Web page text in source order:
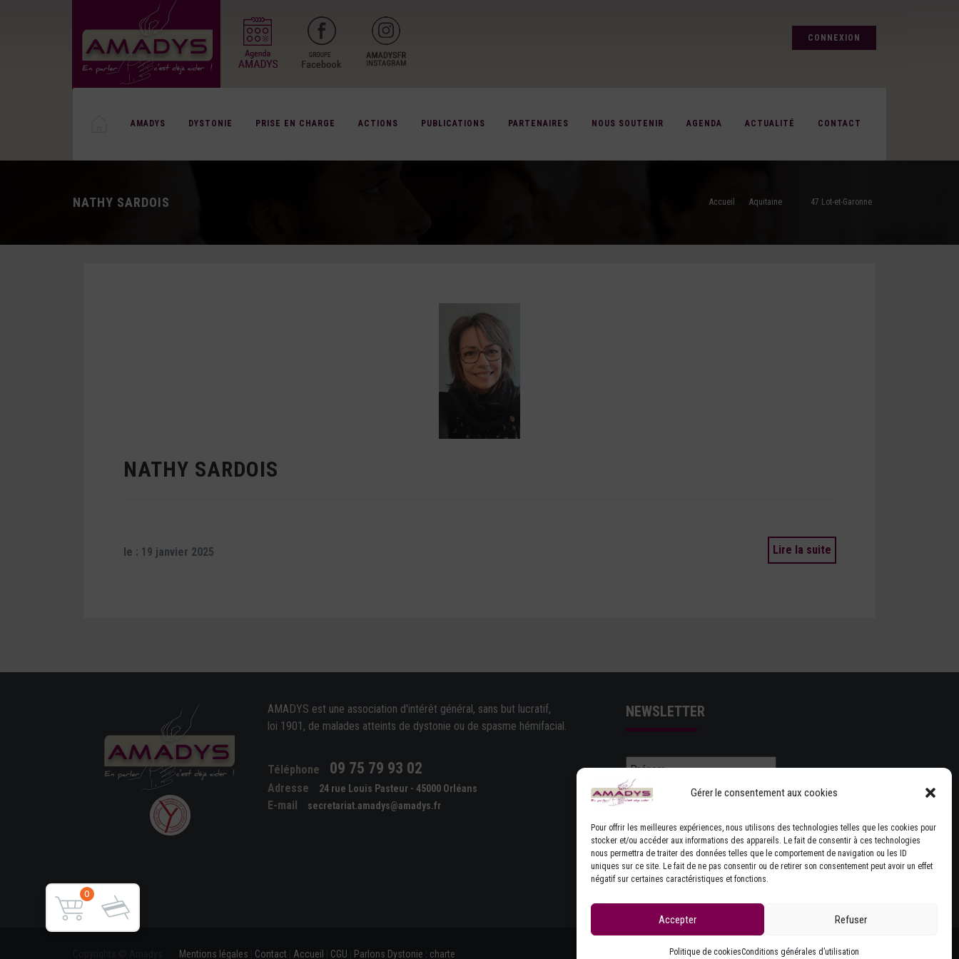
Gérer le consentement aux cookies
Pour offrir les meilleures expériences, nous utilisons des technologies telles que les cookies pour
stocker et/ou accéder aux informations des appareils. Le fait de consentir à ces technologies
nous permettra de traiter des données telles que le comportement de navigation ou les ID
uniques sur ce site. Le fait de ne pas consentir ou de retirer son consentement peut avoir un effet
négatif sur certaines caractéristiques et fonctions.
Accepter Refuser
Politique de cookiesConditions générales d’utilisation
CONNEXION
AMADYS DYSTONIE PRISE EN CHARGE ACTIONS PUBLICATIONS PARTENAIRES NOUS SOUTENIR AGENDA ACTUALITÉ CONTACT
NATHY SARDOIS Accueil Aquitaine 47 Lot-et-Garonne
NATHY SARDOIS
le : 19 janvier 2025 Lire la suite
AMADYS est une association d'intérêt général, sans but lucratif,
loi 1901, de malades atteints de dystonie ou de spasme hémifacial.
Téléphone 09 75 79 93 02
Adresse 24 rue Louis Pasteur - 45000 Orléans
E-mail secretariat.amadys@amadys.fr
NEWSLETTER
J'ACCEPTE LES CONDITIONS GÉNÉRALES
D'UTILISATION
Mentions légales Contact Accueil CGU Parlons Dystonie : charte Site réalisé par
0